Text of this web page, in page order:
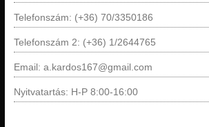
Telefonszám: (+36) 70/3350186
Telefonszám 2: (+36) 1/2644765
Email: a.kardos167@gmail.com
Nyitvatartás: H-P 8:00-16:00